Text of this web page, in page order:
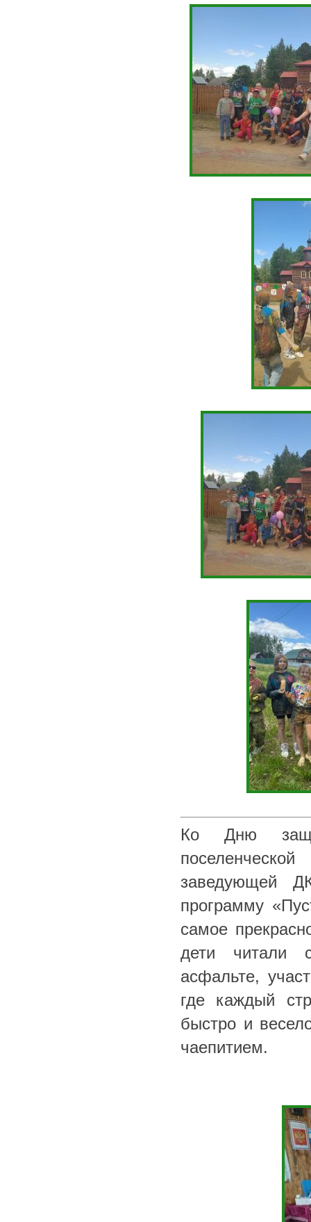
Ко Дню
заведующей
программу
самое
дети читали
асфальте,
где каждый
быстро и
чаепитием.